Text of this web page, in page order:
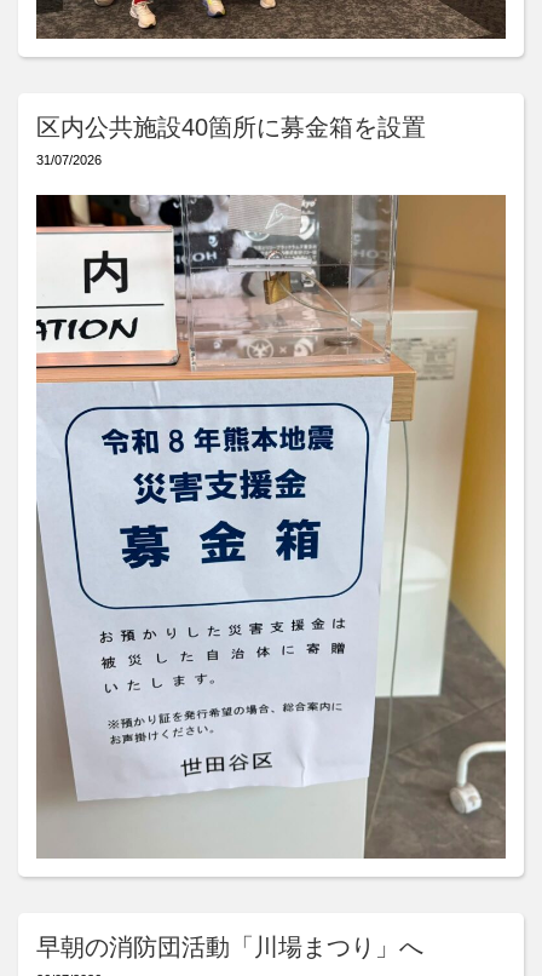
区内公共施設40箇所に募金箱を設置
31/07/2026
早朝の消防団活動「川場まつり」へ